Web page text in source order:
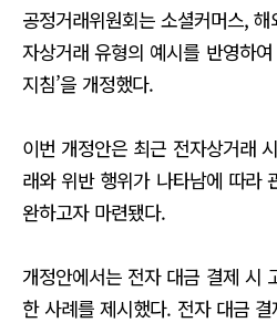
공정거래위원회는 소셜커머스,
자상거래 유형의 예시를 반영하
지침’을 개정했다.
이번 개정안은 최근 전자상거래
래와 위반 행위가 나타남에 따라
완하고자 마련됐다.
개정안에서는 전자 대금 결제 시
한 사례를 제시했다. 전자 대금